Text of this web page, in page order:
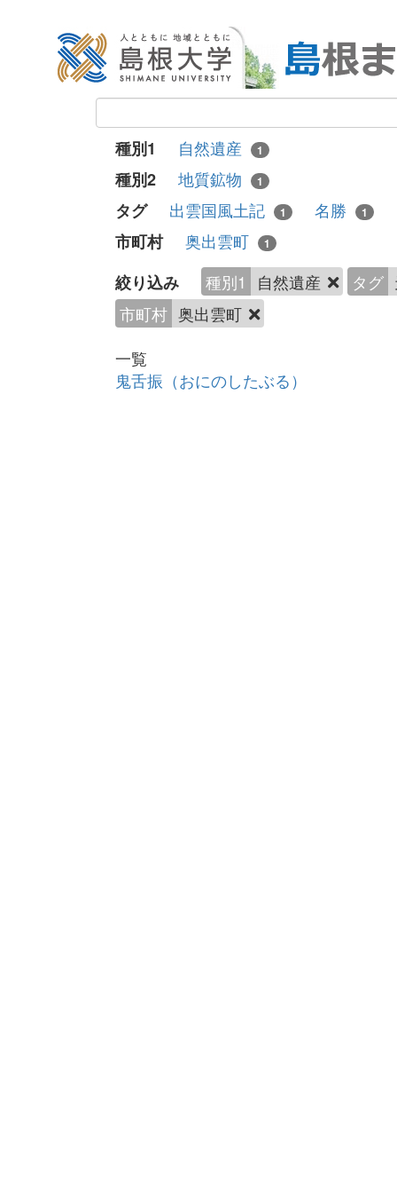
種別1 自然遺産 1
種別2 地質鉱物 1
タグ 出雲国風土記 1 名勝 1
市町村
奥出雲町 1
絞り込み 種別1 自然遺産 タグ
市町村 奥出雲町
一覧
鬼舌振（おにのしたぶる）